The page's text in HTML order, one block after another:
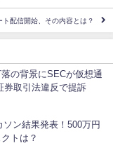
配信開始、その内容とは？
の背景にSECが仮想通
券取引法違反で提訴
ン結果発表！500万円
トは？